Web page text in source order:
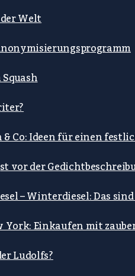
Welt
Co: Ideen für einen
vor der
– Winterdiesel: Das
Einkaufen mit
Ludolfs?